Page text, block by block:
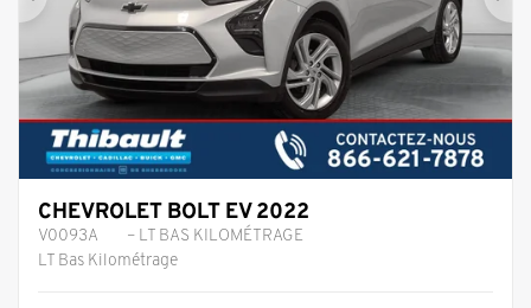
Précédent
CHEVROLET BOLT EV 2022
V0093A
– LT BAS KILOMÉTRAGE
LT Bas Kilométrage